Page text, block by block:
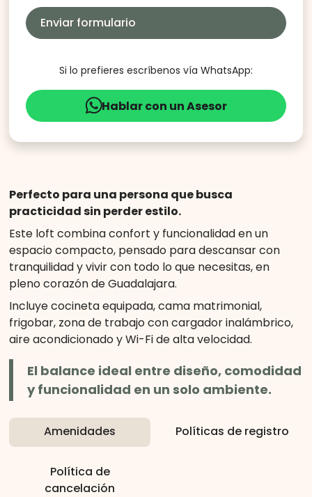
Perfecto para una persona que busca
practicidad sin perder estilo.
Este loft combina confort y funcionalidad en un
espacio compacto, pensado para descansar con
tranquilidad y vivir con todo lo que necesitas, en
pleno corazón de Guadalajara.
Incluye cocineta equipada, cama matrimonial,
frigobar, zona de trabajo con cargador inalámbrico,
aire acondicionado y Wi-Fi de alta velocidad.
El balance ideal entre diseño, comodidad
y funcionalidad en un solo ambiente.
Amenidades Políticas de registro
Política de
cancelación
Si lo prefieres escríbenos vía WhatsApp:
Hablar con un Asesor